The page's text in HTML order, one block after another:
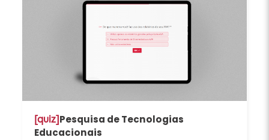
[quiz] Pesquisa de Tecnologias
Educacionais